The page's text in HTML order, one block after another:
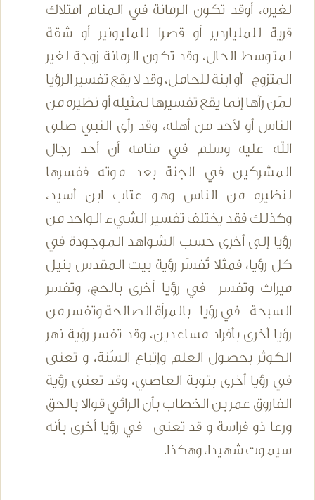
لغيره، أوقد تكون الرمانة في المنام امتلاك
قرية للملياردير أو قصرا للمليونير أو شقة
لمتوسط الحال، وقد تكون الرمانة زوجة لغير
المتزوج أو ابنة للحامل، وقد لا يقع تفسير الرؤيا
لمَن رآها إنما يقع تفسيرها لمثيله أو نظيره من
الناس أو لأحد من أهله، وقد رأى النبي صلى
الله عليه وسلم في منامه أن أحد رجال
المشركين في الجنة بعد موته ففسرها
لنظيره من الناس وهو عتاب ابن أسيد،
وكذلك فقد يختلف تفسير الشيء الواحد من
رؤيا إلى أخرى حسب الشواهد الموجودة في
كل رؤيا، فمثلا تُفسَر رؤية بيت المقدس بنيل
ميراث وتفسر في رؤيا أخرى بالحج، وتفسر
السبحة في رؤيا بالمرأة الصالحة وتفسر من
رؤيا أخرى بأفراد مساعدين، وقد تفسر رؤية نهر
الكوثر بحصول العلم وإتباع السُنة، و تعنى
في رؤيا أخرى بتوبة العاصي، وقد تعنى رؤية
الفاروق عمر بن الخطاب بأن الرائي قوالا بالحق
ورعا ذو فراسة و قد تعنى في رؤيا أخرى بأنه
سيموت شهيدا، وهكذا.